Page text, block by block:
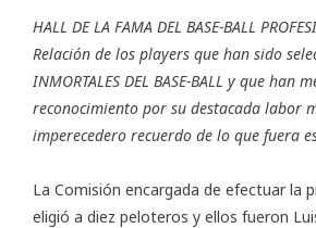
HALL DE LA FAMA DEL BASE-BALL
Relación de los players que han sido
INMORTALES DEL BASE-BALL y que han
reconocimiento por su destacada labor
imperecedero recuerdo de lo que fuera
La Comisión encargada de efectuar la
eligió a diez peloteros y ellos fueron